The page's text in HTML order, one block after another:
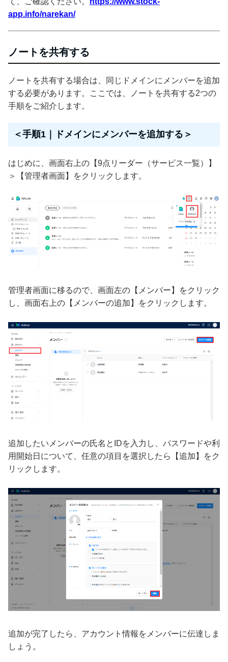
app.info/narekan/
ノートを共有する
ノートを共有する場合は、同じドメインにメンバーを追加
する必要があります。ここでは、ノートを共有する2つの
手順をご紹介します。
＜手順1｜ドメインにメンバーを追加する＞
はじめに、画面右上の【9点リーダー（サービス一覧）】
＞【管理者画面】をクリックします。
管理者画面に移るので、画面左の【メンバー】をクリック
し、画面右上の【メンバーの追加】をクリックします。
追加したいメンバーの氏名とIDを入力し、パスワードや利
用開始日について、任意の項目を選択したら【追加】をク
リックします。
追加が完了したら、アカウント情報をメンバーに伝達しま
しょう。